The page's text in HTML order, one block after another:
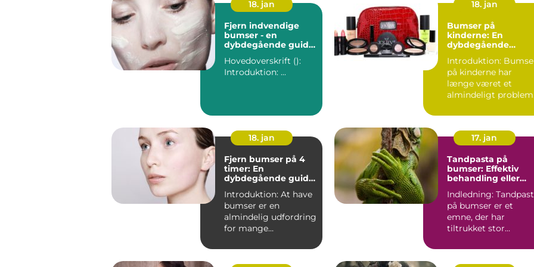
18. jan
Fjern indvendige
bumser - en
dybdegående guide
Hovedoverskrift ():
Introduktion: ...
18. jan
Bumser på
kinderne: En
dybdegående
behandlinger og
forebyggelse
Introduktion: Bumser
på kinderne har
længe været et
almindeligt problem
der er ...
18. jan
Fjern bumser på 4
timer: En
dybdegående guide
Introduktion: At have
bumser er en
almindelig udfordring
for mange
der er aktiv...
17. jan
Tandpasta på
bumser: Effektiv
behandling eller
Indledning:
på bumser er et
emne, der har
tiltrukket stor
blandt personer
med...